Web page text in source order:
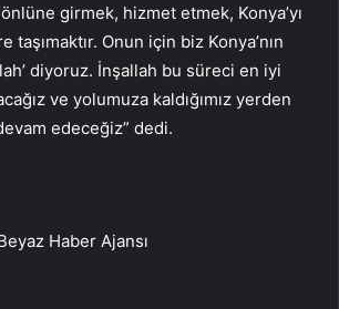
girmek, hizmet etmek, Konya’yı
taşımaktır. Onun için biz Konya’nın
diyoruz. İnşallah bu süreci en iyi
ve yolumuza kaldığımız yerden
edeceğiz” dedi.
Haber Ajansı